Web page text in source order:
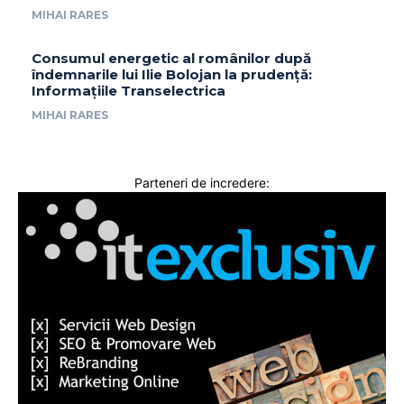
MIHAI RARES
Consumul energetic al românilor după
îndemnarile lui Ilie Bolojan la prudență:
Informațiile Transelectrica
MIHAI RARES
Parteneri de incredere: